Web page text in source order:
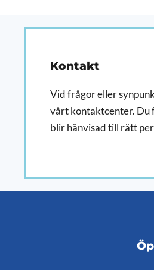
Kontakt
Vid frågor eller
vårt kontaktcenter. Du
blir hänvisad till rätt